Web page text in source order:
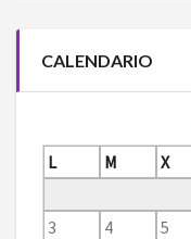
CALENDARIO
L
M X
3
4 5